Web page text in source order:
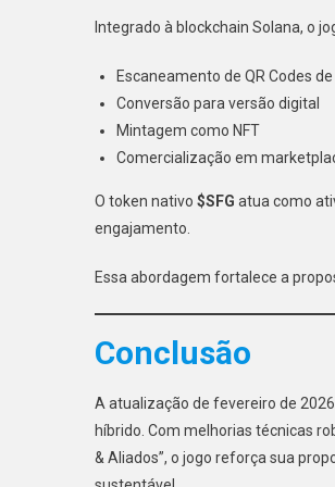
Integrado à blockchain Solana, o
Escaneamento de QR Codes
Conversão para versão digital
Mintagem como NFT
Comercialização em
O token nativo $SFG atua como
engajamento.
Essa abordagem fortalece a
Conclusão
A atualização de fevereiro de
híbrido. Com melhorias técnicas
& Aliados”, o jogo reforça sua